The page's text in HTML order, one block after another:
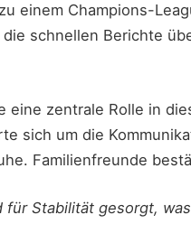
einem Champions-
schnellen Berichte
eine zentrale Rolle in
sich um die
Familienfreunde
für Stabilität gesorgt,